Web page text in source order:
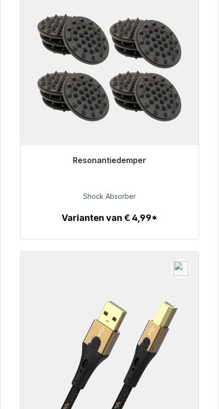
Resonantiedemper
Klaar voor onmiddellijke verzending, levertijd
€ 54,99
Shock Absorber
Varianten van € 4,99*